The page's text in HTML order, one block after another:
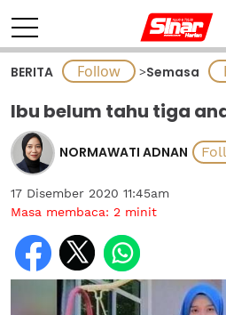
BERITA >Semasa
Ibu belum tahu tiga
NORMAWATI ADNAN
17 Disember 2020 11:45am
Masa membaca: 2 minit